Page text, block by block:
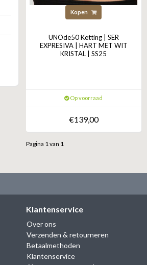
Kopen
UNOde50 Ketting | SER
EXPRESIVA | HART MET WIT
KRISTAL | SS25
Op voorraad
€139,00
Pagina 1 van 1
Klantenservice
Over ons
Verzenden & retourneren
Betaalmethoden
Klantenservice